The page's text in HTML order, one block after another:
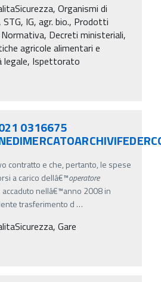
Organismi di
IG, agr. bio., Prodotti
Decreti ministeriali,
agricole alimentari e
legale, Ispettorato
0316675
contratto e che, pertanto, le spese
a carico dellâ€™operatore
nellâ€™anno 2008 in
trasferimento d …
Gare